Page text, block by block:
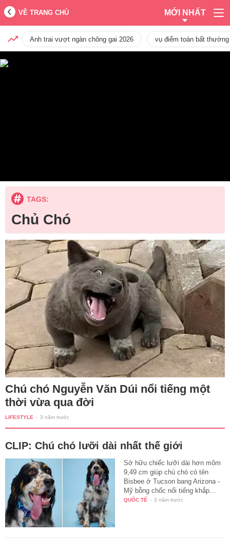
VỀ TRANG CHỦ MỚI NHẤT
Anh trai vượt ngàn chông gai 2026 vụ điểm toán bất
TAGS:
Chủ Chó
Chú chó Nguyễn Văn Dúi nổi tiếng một
thời vừa qua đời
LIFESTYLE - 3 năm trước
CLIP: Chú chó lưỡi dài nhất thế giới
Sở hữu chiếc lưỡi dài hơn mõm
9,49 cm giúp chú chó có tên
Bisbee ở Tucson bang Arizona -
Mỹ bỗng chốc nổi tiếng khắp…
QUỐC TẾ - 3 năm trước